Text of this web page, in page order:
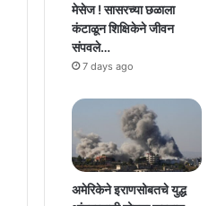
मेसेज ! सासरच्या छळाला
कंटाळून शिक्षिकेने जीवन
संपवले…
7 days ago
अमेरिकेने इराणसोबतचे युद्ध